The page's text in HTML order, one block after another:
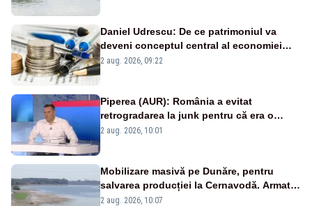
Daniel Udrescu: De ce patrimoniul va
deveni conceptul central al economiei
viitoare?
2 aug. 2026, 09:22
Piperea (AUR): România a evitat
retrogradarea la junk pentru că era o
catastrofă pentru bănci și fondurile de
2 aug. 2026, 10:01
Mobilizare masivă pe Dunăre, pentru
salvarea producției la Cernavodă. Armata
va detona o stâncă și va devia apa
2 aug. 2026, 10:07